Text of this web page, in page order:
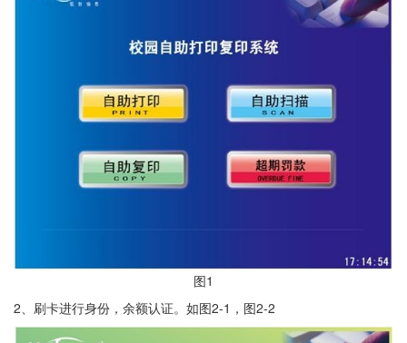
图1
2、刷卡进行身份，余额认证。如图2-1，图2-2